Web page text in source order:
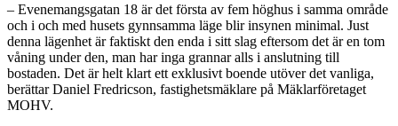
– Evenemangsgatan 18 är det första av fem höghus i samma område
och i och med husets gynnsamma läge blir insynen minimal. Just
denna lägenhet är faktiskt den enda i sitt slag eftersom det är en tom
våning under den, man har inga grannar alls i anslutning till
bostaden. Det är helt klart ett exklusivt boende utöver det vanliga,
berättar Daniel Fredricson, fastighetsmäklare på Mäklarföretaget
MOHV.